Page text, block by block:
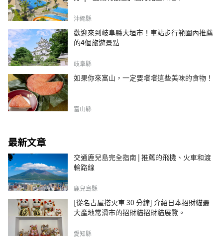
沖繩縣
歡迎來到岐阜縣大垣市！車站步行範圍內推薦
的4個旅遊景點
岐阜縣
如果你來富山，一定要嚐嚐這些美味的食物！
富山縣
最新文章
交通鹿兒島完全指南 | 推薦的飛機、火車和渡
輪路線
鹿兒島縣
[從名古屋搭火車 30 分鐘] 介紹日本招財貓最
大產地常滑市的招財貓招財貓展覽。
愛知縣